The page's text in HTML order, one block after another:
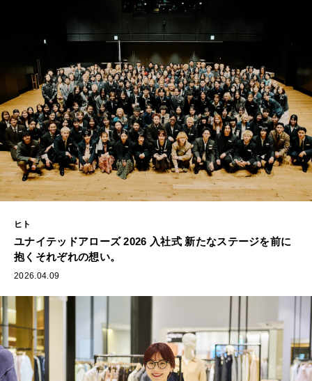
ヒト
ユナイテッドアローズ 2026 入社式 新たなステージを前に
抱くそれぞれの想い。
2026.04.09